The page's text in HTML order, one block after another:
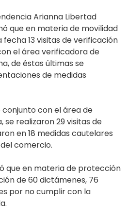
Arianna Libertad
que en materia de movilidad
13 visitas de verificación
el área verificadora de
de éstas últimas se
de medidas
con el área de
se realizaron 29 visitas de
en 18 medidas cautelares
comercio.
que en materia de protección
de 60 dictámenes, 76
por no cumplir con la